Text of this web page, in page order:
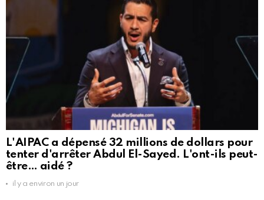
L'AIPAC a dépensé 32 millions de dollars pour
tenter d'arrêter Abdul El-Sayed. L'ont-ils peut-
être… aidé ?
il y a environ un jour